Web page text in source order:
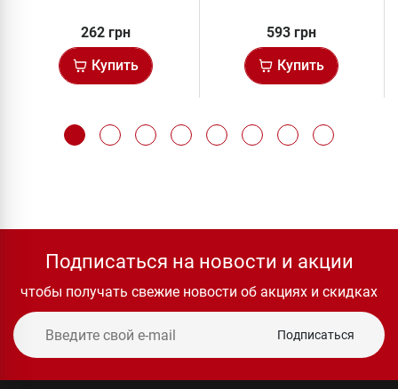
262 грн
Купить
593 грн
Купить
Подписаться на новости и акции
чтобы получать свежие новости об акциях и скидках
Подписаться